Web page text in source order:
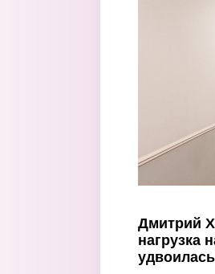
Дмитрий
нагрузка
удвоилась